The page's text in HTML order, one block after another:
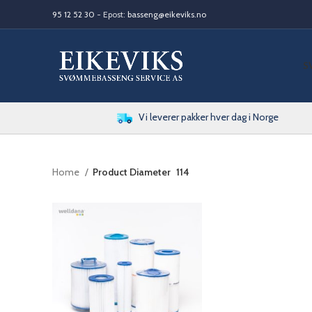
95 12 52 30 - Epost: basseng@eikeviks.no
Vi leverer pakker hver dag i Norge
Home Product Diameter 114